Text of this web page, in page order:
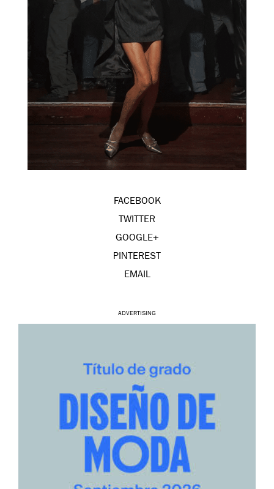
FACEBOOK
TWITTER
GOOGLE+
PINTEREST
EMAIL
ADVERTISING